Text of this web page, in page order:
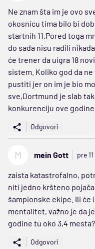
Ne znam šta im je ovo
okosnicu tima bilo bi
startnih 11.Pored toga
do sada nisu radili
će trener da uigra 18
sistem. Koliko god da
pustiti jer on im je bio
sve,Dortmund je slab
konkurenciju ove godine.
Odgovori
M mein Gott pre
zaista katastrofalno,
niti jedno kršteno
šampionske ekipe. Ili će
mentalitet, važno je da
godine tu oko 3,4
Odgovori